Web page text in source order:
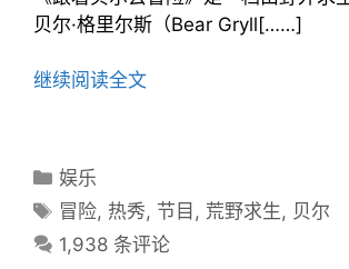
贝尔·格里尔斯（Bear Gryll[……]
继续阅读全文
分
类
录
娱乐
标
签
冒险, 热秀, 节目 , 荒野求生, 贝尔
1,938 条评论